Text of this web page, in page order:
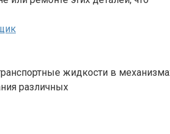
жидкости в
различных